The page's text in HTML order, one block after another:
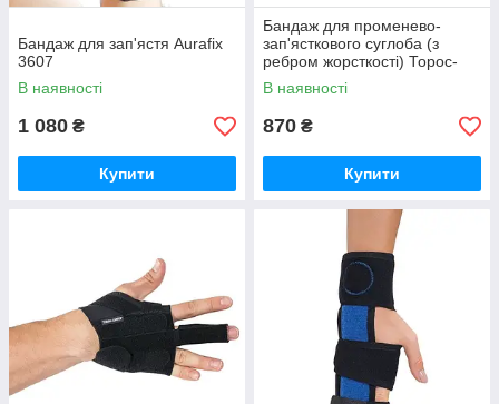
Бандаж для зап'ястя Aurafix
3607
В наявності
1 080 ₴
Купити
Бандаж для променево-
зап'ясткового суглоба (з
ребром жорсткості) Торос-
груп (тип 552)
В наявності
870 ₴
Купити